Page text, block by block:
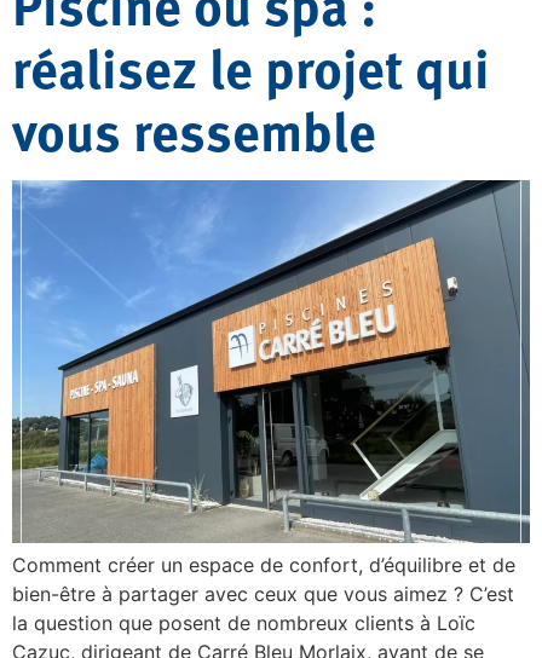
réalisez le projet qui
vous ressemble
Comment créer un espace de confort, d’équilibre et de
bien-être à partager avec ceux que vous aimez ? C’est
la question que posent de nombreux clients à Loïc
Cazuc, dirigeant de Carré Bleu Morlaix, avant de se